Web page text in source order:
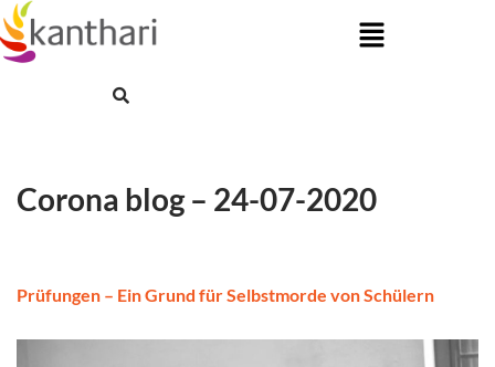
Skip
Corona blog – 24-07-2020
Prüfungen – Ein Grund für Selbstmorde von Schülern